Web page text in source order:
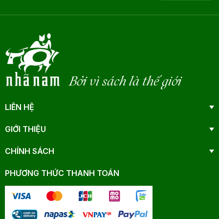
Bởi vì sách là thế giới
LIÊN HỆ
GIỚI THIỆU
CHÍNH SÁCH
PHƯƠNG THỨC THANH TOÁN